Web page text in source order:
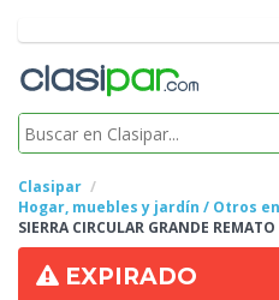
Clasipar
Hogar, muebles y jardín / Otros
SIERRA CIRCULAR GRANDE
EXPIRADO